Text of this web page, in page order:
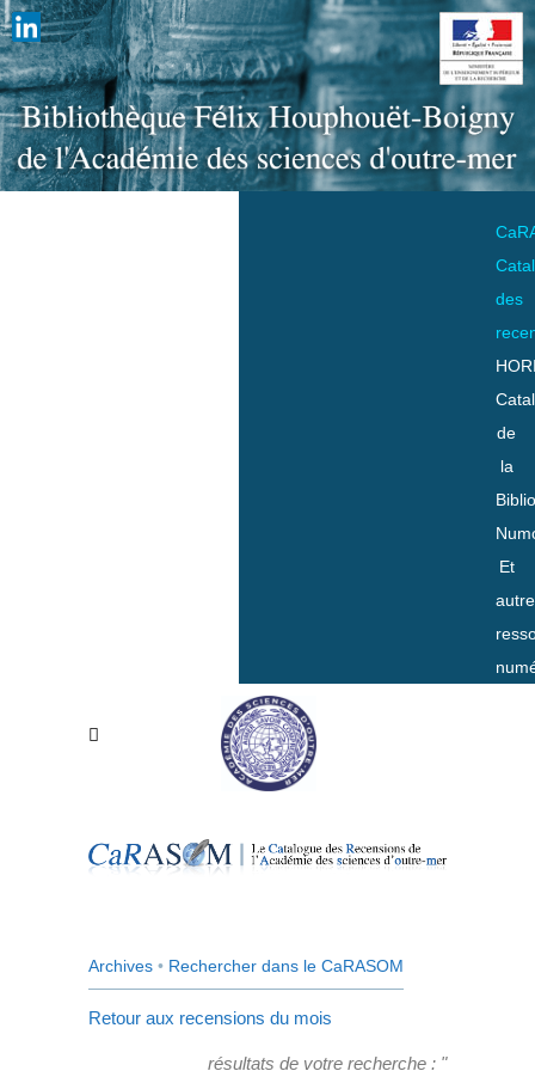
des
de
la
Et
Archives • Rechercher dans le CaRASOM
Retour aux recensions du mois
résultats de votre recherche : "